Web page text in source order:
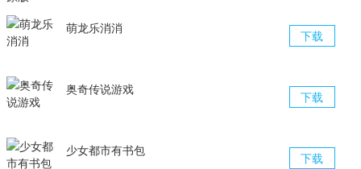
下载
萌龙乐消消
下载
奥奇传说游戏
下载
少女都市有书包